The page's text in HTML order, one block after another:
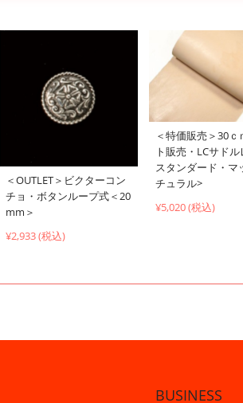
＜OUTLET＞ビクターコン
チョ・ボタンループ式＜20
mm＞
¥2,933 (税込)
＜特価販売＞30ｃ
ト販売・LCサドル
スタンダード・マ
チュラル>
¥5,020 (税込)
BUSINESS